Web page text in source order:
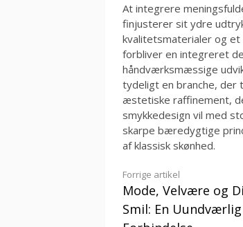
At integrere
finjusterer sit ydre
kvalitetsmaterialer og
forbliver en integreret
håndværksmæssige
tydeligt en branche, der
æstetiske raffinement,
smykkedesign vil med
skarpe bæredygtige
af klassisk skønhed.
Læs
videre
Forrige artikel
Mode, Velvære og
Smil: En Uundværlig